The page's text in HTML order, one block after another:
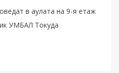
в аулата на 9-я етаж
УМБАЛ Токуда